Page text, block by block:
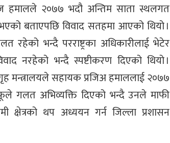
हमालले २०७७ भदौ अन्तिम साता स्थलगत
बताएपछि विवाद सतहमा आएको थियो ।
रहेको भन्दै परराष्ट्रका अधिकारीलाई भेटेर
नरहेको भन्दै स्पष्टीकरण दिएको थियो ।
मन्त्रालयले सहायक प्रजिअ हमाललाई २०७७
गलत अभिव्यक्ति दिएको भन्दै उनले माफी
थप अध्ययन गर्न जिल्ला प्रशासन